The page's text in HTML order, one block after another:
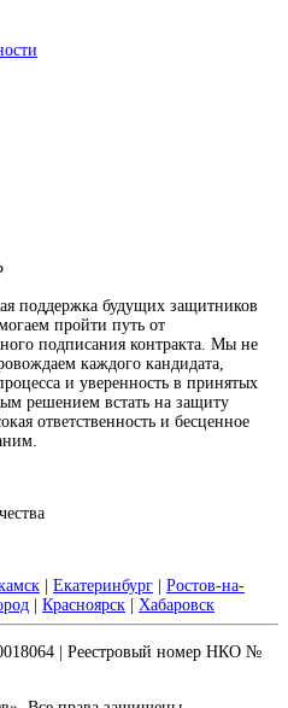
поддержка будущих защитников
пройти путь от
подписания контракта. Мы не
каждого кандидата,
и уверенность в принятых
решением встать на защиту
ответственность и бесценное
Екатеринбург
Ростов-на-
Красноярск Хабаровск
| Реестровый номер НКО №